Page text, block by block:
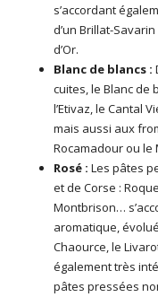
s’accordant
d’un Brillat-
d’Or.
Blanc de blancs :
cuites, le Blanc de
l’Etivaz, le Cantal
mais aussi aux
Rocamadour ou le
Rosé : Les pâtes
et de Corse :
Montbrison…
aromatique,
Chaource, le
également très
pâtes pressées